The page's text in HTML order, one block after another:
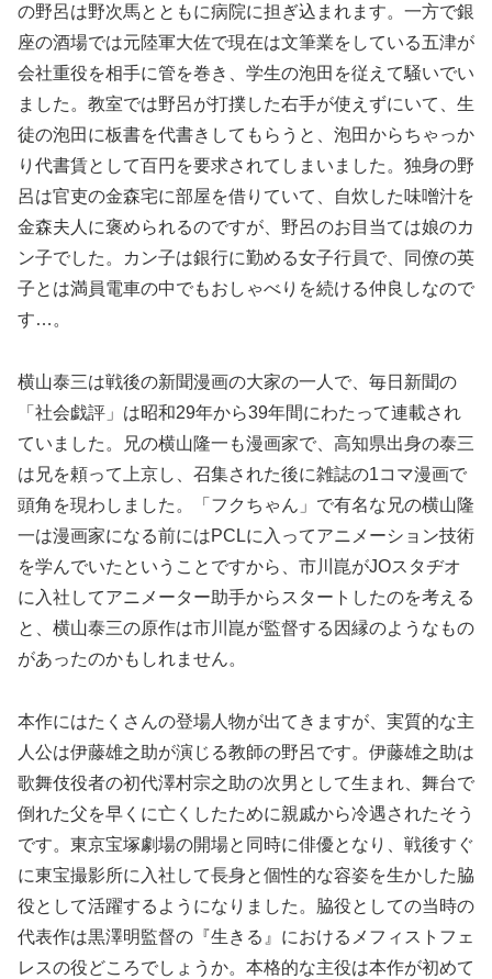
の野呂は野次馬とともに病院に担ぎ込まれます。一方で銀
座の酒場では元陸軍大佐で現在は文筆業をしている五津が
会社重役を相手に管を巻き、学生の泡田を従えて騒いでい
ました。教室では野呂が打撲した右手が使えずにいて、生
徒の泡田に板書を代書きしてもらうと、泡田からちゃっか
り代書賃として百円を要求されてしまいました。独身の野
呂は官吏の金森宅に部屋を借りていて、自炊した味噌汁を
金森夫人に褒められるのですが、野呂のお目当ては娘のカ
ン子でした。カン子は銀行に勤める女子行員で、同僚の英
子とは満員電車の中でもおしゃべりを続ける仲良しなので
す…。
横山泰三は戦後の新聞漫画の大家の一人で、毎日新聞の
「社会戯評」は昭和29年から39年間にわたって連載され
ていました。兄の横山隆一も漫画家で、高知県出身の泰三
は兄を頼って上京し、召集された後に雑誌の1コマ漫画で
頭角を現わしました。「フクちゃん」で有名な兄の横山隆
一は漫画家になる前にはPCLに入ってアニメーション技術
を学んでいたということですから、市川崑がJOスタヂオ
に入社してアニメーター助手からスタートしたのを考える
と、横山泰三の原作は市川崑が監督する因縁のようなもの
があったのかもしれません。
本作にはたくさんの登場人物が出てきますが、実質的な主
人公は伊藤雄之助が演じる教師の野呂です。伊藤雄之助は
歌舞伎役者の初代澤村宗之助の次男として生まれ、舞台で
倒れた父を早くに亡くしたために親戚から冷遇されたそう
です。東京宝塚劇場の開場と同時に俳優となり、戦後すぐ
に東宝撮影所に入社して長身と個性的な容姿を生かした脇
役として活躍するようになりました。脇役としての当時の
代表作は黒澤明監督の『生きる』におけるメフィストフェ
レスの役どころでしょうか。本格的な主役は本作が初めて